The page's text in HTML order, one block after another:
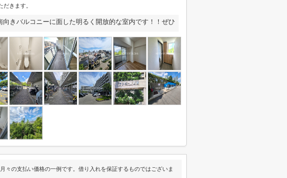
きます。
向きバルコニーに面した明るく開放的な室内です！！ぜひ
々の支払い価格の一例です。借り入れを保証するものではございま